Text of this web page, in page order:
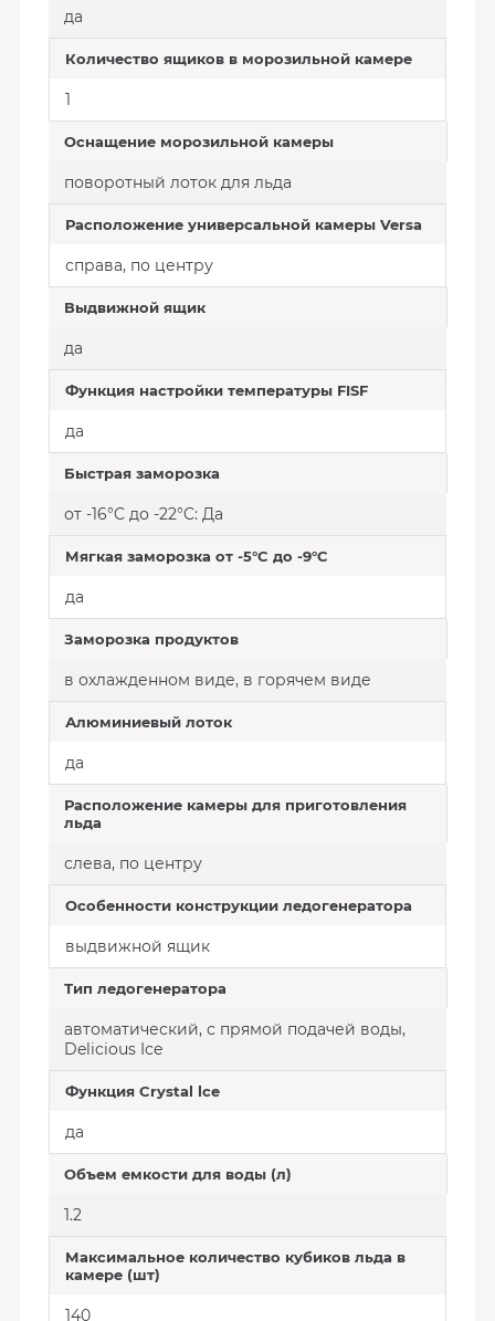
да
Количество ящиков в морозильной камере
1
Оснащение морозильной камеры
поворотный лоток для льда
Расположение универсальной камеры Versa
справа, по центру
Выдвижной ящик
да
Функция настройки температуры FISF
да
Быстрая заморозка
от -16°C до -22°C: Да
Мягкая заморозка от -5°C до -9°C
да
Заморозка продуктов
в охлажденном виде, в горячем виде
Алюминиевый лоток
да
Расположение камеры для приготовления
льда
слева, по центру
Особенности конструкции ледогенератора
выдвижной ящик
Тип ледогенератора
автоматический, с прямой подачей воды,
Delicious Ice
Функция Crystal lce
да
Объем емкости для воды (л)
1.2
Максимальное количество кубиков льда в
камере (шт)
140